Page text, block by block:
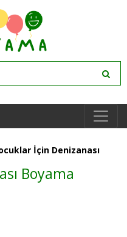
İçin Denizanası
Boyama